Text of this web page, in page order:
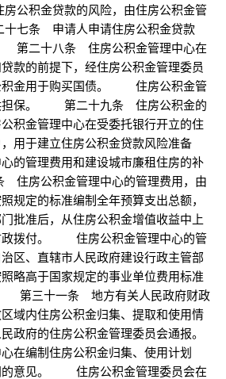
积金贷款的风险，由住房公积金管
七条 申请人申请住房公积金贷款
二十八条 住房公积金管理中心在
款的前提下，经住房公积金管理委员
积金用于购买国债。 住房公积金管
担保。 第二十九条 住房公积金的
积金管理中心在受委托银行开立的住
用于建立住房公积金贷款风险准备
的管理费用和建设城市廉租住房的补
房公积金管理中心的管理费用，由
规定的标准编制全年预算支出总额，
批准后，从住房公积金增值收益中上
政拨付。 住房公积金管理中心的管
区、直辖市人民政府建设行政主管部
略高于国家规定的事业单位费用标准
三十一条 地方有关人民政府财政
域内住房公积金归集、提取和使用情
政府的住房公积金管理委员会通报。
编制住房公积金归集、使用计划
的意见。 住房公积金管理委员会在